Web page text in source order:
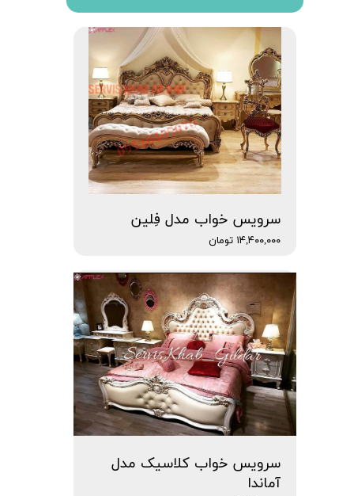
سرویس خواب مدل فِلین
۱۴,۴۰۰,۰۰۰ تومان
سرویس خواب کلاسیک مدل
آماندا